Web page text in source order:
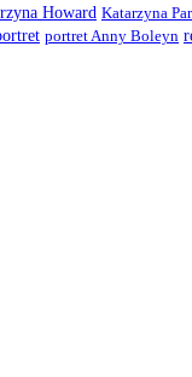
Howard Katarzyna
portret Anny Boleyn